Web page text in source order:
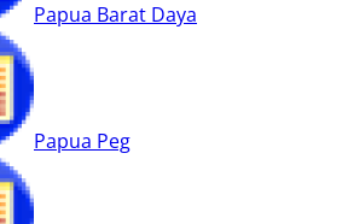
Papua Barat Daya
Papua Peg